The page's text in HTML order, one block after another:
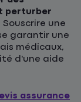
perturber
Souscrire une
garantir une
médicaux,
d'une aide
assurance